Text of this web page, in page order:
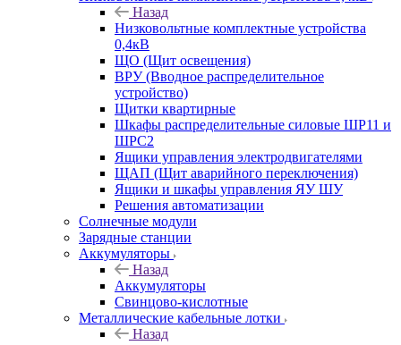
Назад
Низковольтные комплектные устройства
0,4кВ
ЩО (Щит освещения)
ВРУ (Вводное распределительное
устройство)
Щитки квартирные
Шкафы распределительные силовые ШР11 и
ШРС2
Ящики управления электродвигателями
ЩАП (Щит аварийного переключения)
Ящики и шкафы управления ЯУ ШУ
Решения автоматизации
Солнечные модули
Зарядные станции
Аккумуляторы
Назад
Аккумуляторы
Свинцово-кислотные
Металлические кабельные лотки
Назад